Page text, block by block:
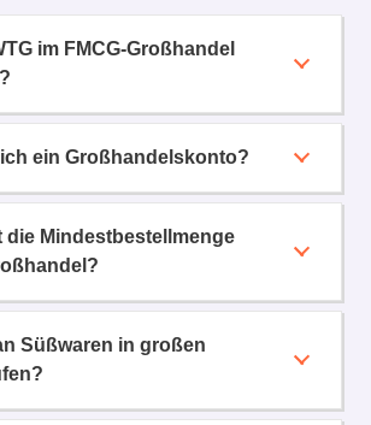
im FMCG-Großhandel
ein Großhandelskonto?
die Mindestbestellmenge
Süßwaren in großen